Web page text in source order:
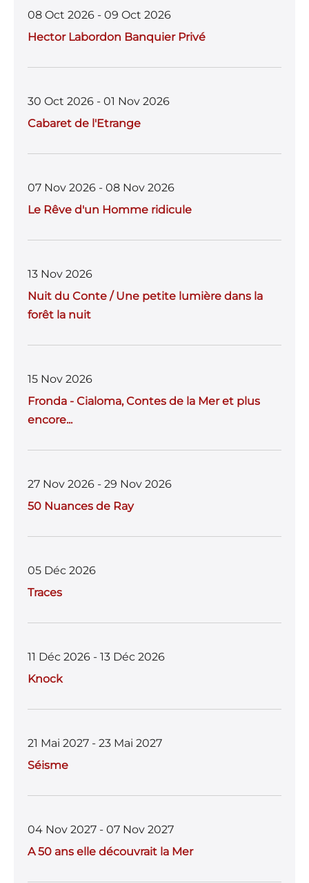
08 Oct 2026 - 09 Oct 2026
Hector Labordon Banquier Privé
30 Oct 2026 - 01 Nov 2026
Cabaret de l'Etrange
07 Nov 2026 - 08 Nov 2026
Le Rêve d'un Homme ridicule
13 Nov 2026
Nuit du Conte / Une petite lumière dans la
forêt la nuit
15 Nov 2026
Fronda - Cialoma, Contes de la Mer et plus
encore...
27 Nov 2026 - 29 Nov 2026
50 Nuances de Ray
05 Déc 2026
Traces
11 Déc 2026 - 13 Déc 2026
Knock
21 Mai 2027 - 23 Mai 2027
Séisme
04 Nov 2027 - 07 Nov 2027
A 50 ans elle découvrait la Mer